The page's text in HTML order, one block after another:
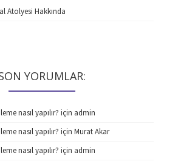
Atolyesi Hakkında
YORUMLAR:
nasıl yapılır? için admin
nasıl yapılır? için Murat Akar
nasıl yapılır? için admin